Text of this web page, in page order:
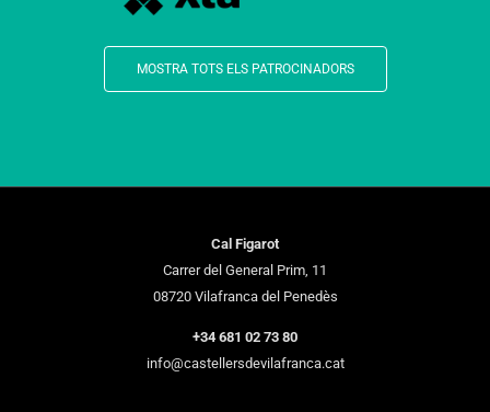
MOSTRA TOTS ELS PATROCINADORS
Cal Figarot
Carrer del General Prim, 11
08720 Vilafranca del Penedès
+34 681 02 73 80
info@castellersdevilafranca.cat